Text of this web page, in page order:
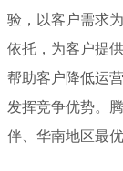
验，以客户需求
依托，为客户提
帮助客户降低运
发挥竞争优势。
伴、华南地区最